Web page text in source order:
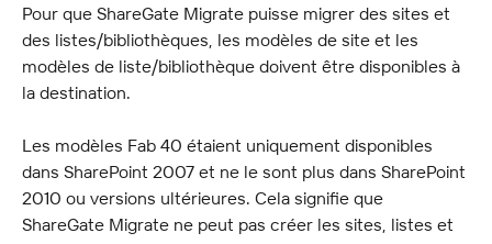
Pour que ShareGate Migrate puisse migrer des sites et
des listes/bibliothèques, les modèles de site et les
modèles de liste/bibliothèque doivent être disponibles à
la destination.
Les modèles Fab 40 étaient uniquement disponibles
dans SharePoint 2007 et ne le sont plus dans SharePoint
2010 ou versions ultérieures. Cela signifie que
ShareGate Migrate ne peut pas créer les sites, listes et